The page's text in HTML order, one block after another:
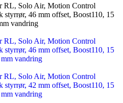
RL, Solo Air, Motion Control
styrrør, 46 mm offset, Boost110, 15
vandring
RL, Solo Air, Motion Control
styrrør, 46 mm offset, Boost110, 15
vandring
RL, Solo Air, Motion Control
styrrør, 42 mm offset, Boost110, 15
vandring